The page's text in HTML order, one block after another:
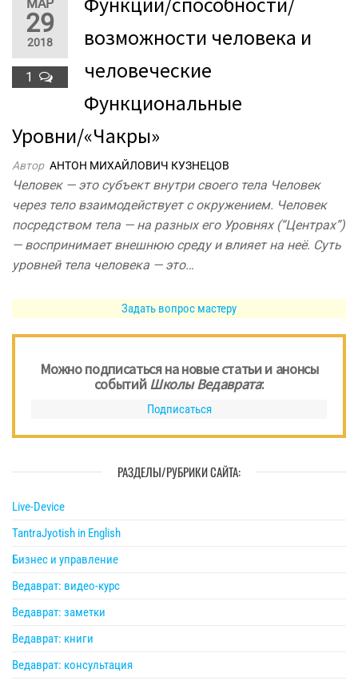
МАР
29
2018
1
возможности человека и
человеческие
Функциональные
Уровни/«Чакры»
Автор АНТОН МИХАЙЛОВИЧ КУЗНЕЦОВ
Человек — это субъект внутри своего тела Человек
через тело взаимодействует с окружением. Человек
посредством тела — на разных его Уровнях (“Центрах”)
— воспринимает внешнюю среду и влияет на неё. Суть
уровней тела человека — это…
Задать вопрос мастеру
Можно подписаться на новые статьи и анонсы
событийШколы Ведаврата:
Подписаться
РАЗДЕЛЫ/РУБРИКИ САЙТА:
Live-Device
TantraJyotish in English
Бизнес и управление
Ведаврат: видео-курс
Ведаврат: заметки
Ведаврат: книги
Ведаврат: консультация